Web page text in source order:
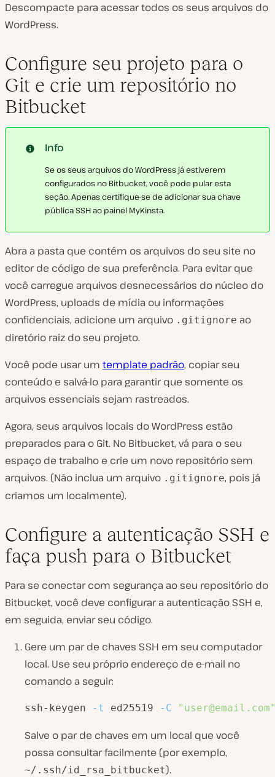
Descompacte para acessar todos os seus arquivos do
WordPress.
Configure seu projeto para o
Git e crie um repositório no
Bitbucket
Info
Se os seus arquivos do WordPress já estiverem
configurados no Bitbucket, você pode pular esta
seção. Apenas certifique-se de adicionar sua chave
pública SSH ao painel MyKinsta.
Abra a pasta que contém os arquivos do seu site no
editor de código de sua preferência. Para evitar que
você carregue arquivos desnecessários do núcleo do
WordPress, uploads de mídia ou informações
confidenciais, adicione um arquivo .gitignore ao
diretório raiz do seu projeto.
Você pode usar um template padrão, copiar seu
conteúdo e salvá-lo para garantir que somente os
arquivos essenciais sejam rastreados.
Agora, seus arquivos locais do WordPress estão
preparados para o Git. No Bitbucket, vá para o seu
espaço de trabalho e crie um novo repositório sem
arquivos. (Não inclua um arquivo .gitignore, pois já
criamos um localmente).
Configure a autenticação SSH e
faça push para o Bitbucket
Para se conectar com segurança ao seu repositório do
Bitbucket, você deve configurar a autenticação SSH e,
em seguida, enviar seu código.
Gere um par de chaves SSH em seu computador
local. Use seu próprio endereço de e-mail no
comando a seguir:
ssh-keygen -t ed25519 -C
Salve o par de chaves em um local que você
possa consultar facilmente (por exemplo,
~/.ssh/id_rsa_bitbucket).